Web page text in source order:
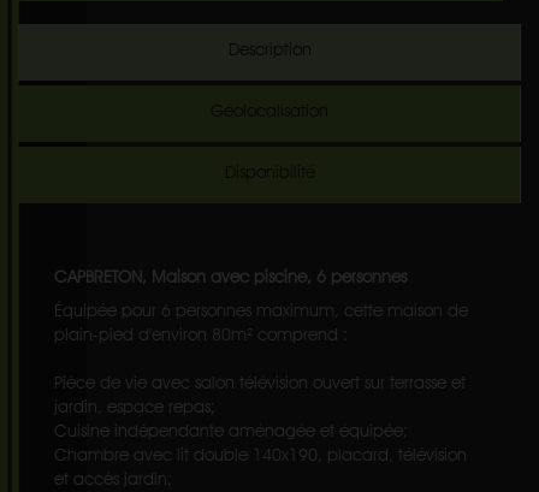
Description
CAPBRETON, Maison avec piscine, 6 personnes
Équipée pour 6 personnes maximum, cette maison de
plain-pied d'environ 80m² comprend :
Pièce de vie avec salon télévision ouvert sur terrasse et
jardin, espace repas;
Cuisine indépendante aménagée et équipée;
Chambre avec lit double 140x190, placard, télévision
et accès jardin;